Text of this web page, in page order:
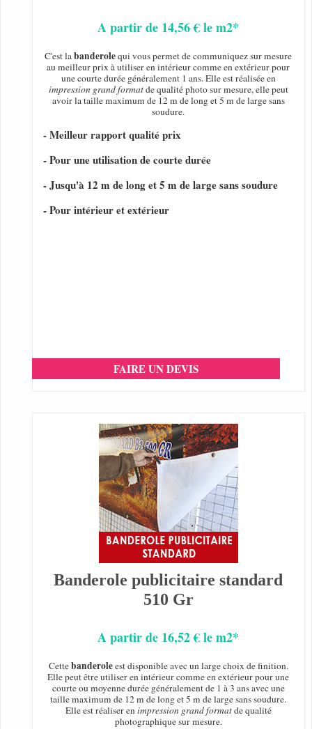
A partir de 14,56 € le m2*
C'est labanderolequi vous permet de communiquez sur mesure
au meilleur prix à utiliser en intérieur comme en extérieur pour
une courte durée généralement 1 ans. Elle est réalisée en
impression grand formatde qualité photo sur mesure, elle peut
avoir la taille maximum de 12 m de long et 5 m de large sans
soudure.
- Meilleur rapport qualité prix
- Pour une utilisation de courte durée
- Jusqu'à 12 m de long et 5 m de large sans soudure
- Pour intérieur et extérieur
FAIRE UN DEVIS
Banderole publicitaire standard
510 Gr
A partir de 16,52 € le m2*
Cettebanderoleest disponible avec un large choix de finition.
Elle peut être utiliser en intérieur comme en extérieur pour une
courte ou moyenne durée généralement de 1 à 3 ans avec une
taille maximum de 12 m de long et 5 m de large sans soudure.
Elle est réaliser enimpression grand formatde qualité
photographique sur mesure.